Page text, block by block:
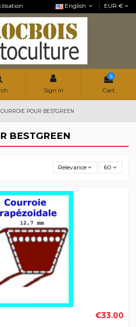
English EUR €
Sign in
0
Cart
POUR BESTGREEN
BESTGREEN
Relevance 60
€33.00